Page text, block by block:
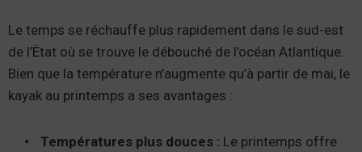
Le temps se réchauffe plus rapidement dans le sud-est
de l’État où se trouve le débouché de l’océan Atlantique.
Bien que la température n’augmente qu’à partir de mai, le
kayak au printemps a ses avantages :
Températures plus douces : Le printemps offre